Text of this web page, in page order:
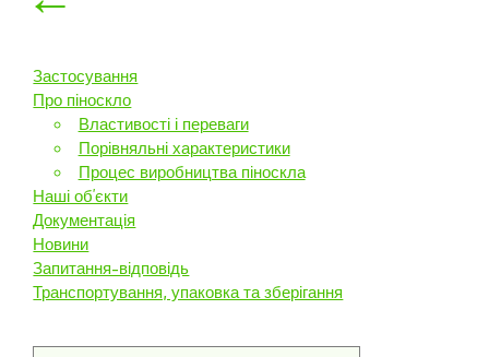
Застосування
Про піноскло
Властивості і переваги
Порівняльні характеристики
Процес виробництва піноскла
Наші об’єкти
Документація
Новини
Запитання-відповідь
Транспортування, упаковка та зберігання